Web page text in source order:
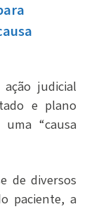
judicial
e plano
“causa
de diversos
paciente, a